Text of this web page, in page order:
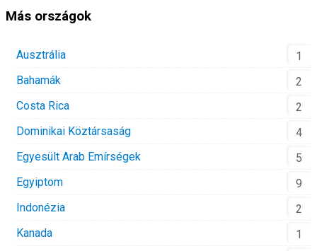
Más országok
Ausztrália
1
Bahamák
2
Costa Rica
2
Dominikai Köztársaság
4
Egyesült Arab Emírségek
5
Egyiptom
9
Indonézia
2
Kanada
1